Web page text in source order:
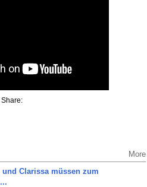
Share:
More
und Clarissa müssen zum